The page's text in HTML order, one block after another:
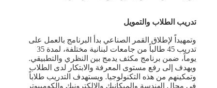
تدريب الطلاب والتمويل
وتمهيداً لإطلاق القمر الصناعي بدأ البرنامج بالعمل على
تدريب 45 طالباً من جامعات لبنانية مختلفة، لمدة 35
يوماً، ضمن برنامج مكثف يدمج بين النظري والتطبيقي.
ويهدف إلى رفع مستوى المعرفة والابتكار لدى الطلاب
وتمكينهم من هذه التكنولوجيا. ويستهدف التدريب طلاباً
في مجال الهندسة والميكانيك والإلكترونيك والكومبيوتر